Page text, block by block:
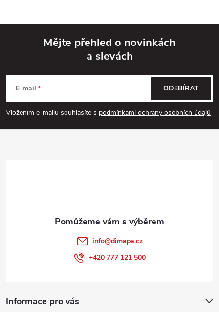
p
a
Mějte přehled o novinkách
a slevách
E-mail
Vložením e-mailu souhlasíte s podmínkami ochrany osobních údajů
ODEBÍRAT
Informace pro vás
info@dimapa.cz
+420 777 121 500